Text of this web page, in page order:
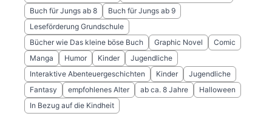
Buch für Jungs ab 8
Buch für Jungs ab 9
Leseförderung Grundschule
Bücher wie Das kleine böse Buch
Graphic Novel
Comic
Manga
Humor Kinder
Jugendliche
Interaktive Abenteuergeschichten
Kinder
Jugendliche
Fantasy
empfohlenes Alter ab ca. 8 Jahre
Halloween
In Bezug auf die Kindheit